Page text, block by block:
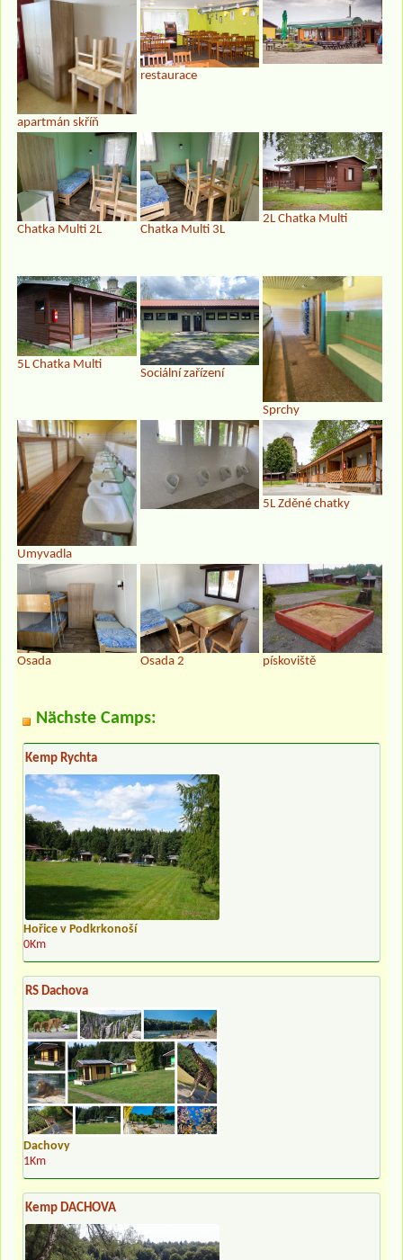
apartmán skříň
restaurace
Chatka Multi 2L Chatka Multi 3L
2L Chatka Multi
5L Chatka Multi
Sociální zařízení
Sprchy
Umyvadla
5L Zděné chatky
Osada Osada 2 pískoviště
Nächste Camps:
Kemp Rychta
Hořice v Podkrkonoší
0Km
RS Dachova
Dachovy
1Km
Kemp DACHOVA